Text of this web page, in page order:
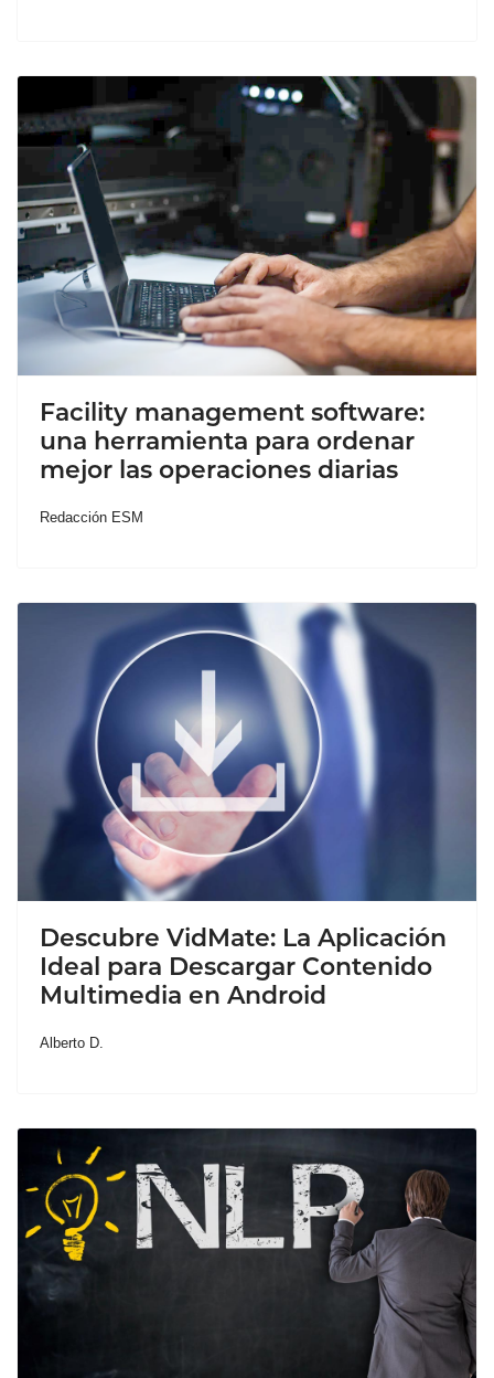
Facility management software:
una herramienta para ordenar
mejor las operaciones diarias
Redacción ESM
Descubre VidMate: La Aplicación
Ideal para Descargar Contenido
Multimedia en Android
Alberto D.